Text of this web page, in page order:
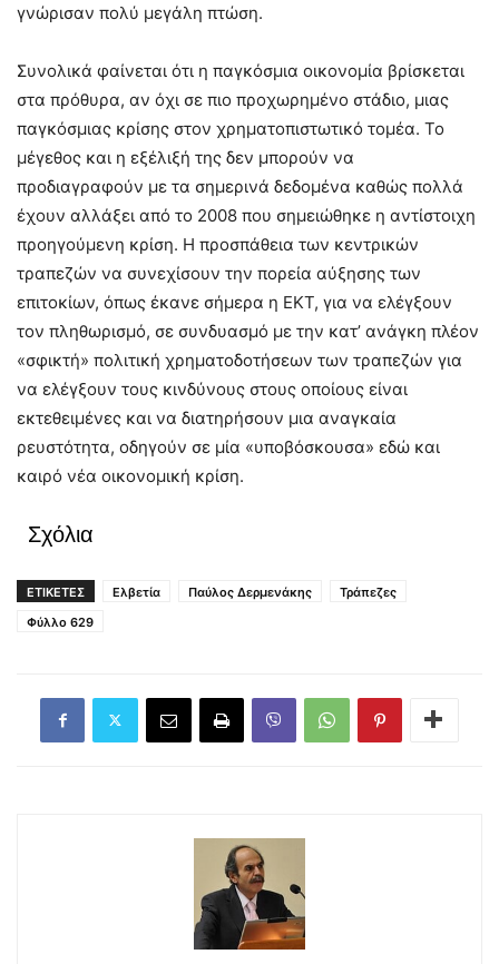
γνώρισαν πολύ μεγάλη πτώση.
Συνολικά φαίνεται ότι η παγκόσμια οικονομία βρίσκεται
στα πρόθυρα, αν όχι σε πιο προχωρημένο στάδιο, μιας
παγκόσμιας κρίσης στον χρηματοπιστωτικό τομέα. Το
μέγεθος και η εξέλιξή της δεν μπορούν να
προδιαγραφούν με τα σημερινά δεδομένα καθώς πολλά
έχουν αλλάξει από το 2008 που σημειώθηκε η αντίστοιχη
προηγούμενη κρίση. Η προσπάθεια των κεντρικών
τραπεζών να συνεχίσουν την πορεία αύξησης των
επιτοκίων, όπως έκανε σήμερα η ΕΚΤ, για να ελέγξουν
τον πληθωρισμό, σε συνδυασμό με την κατ’ ανάγκη πλέον
«σφικτή» πολιτική χρηματοδοτήσεων των τραπεζών για
να ελέγξουν τους κινδύνους στους οποίους είναι
εκτεθειμένες και να διατηρήσουν μια αναγκαία
ρευστότητα, οδηγούν σε μία «υποβόσκουσα» εδώ και
καιρό νέα οικονομική κρίση.
Σχόλια
ΕΤΙΚΕΤΕΣ Ελβετία Παύλος Δερμενάκης
Τράπεζες
Φύλλο 629